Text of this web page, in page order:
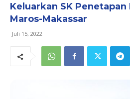
Keluarkan SK
Maros-Makassar
Juli 15, 2022